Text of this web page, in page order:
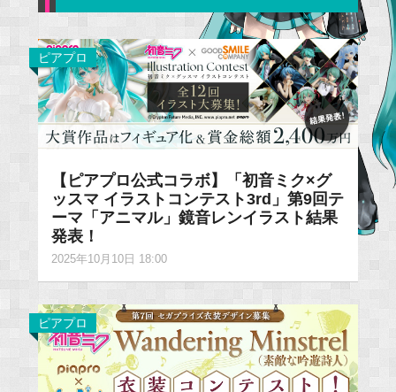
ピアプロ
【ピアプロ公式コラボ】「初音ミク×グ
ッスマ イラストコンテスト3rd」第9回テ
ーマ「アニマル」鏡音レンイラスト結果
発表！
2025年10月10日 18:00
ピアプロ